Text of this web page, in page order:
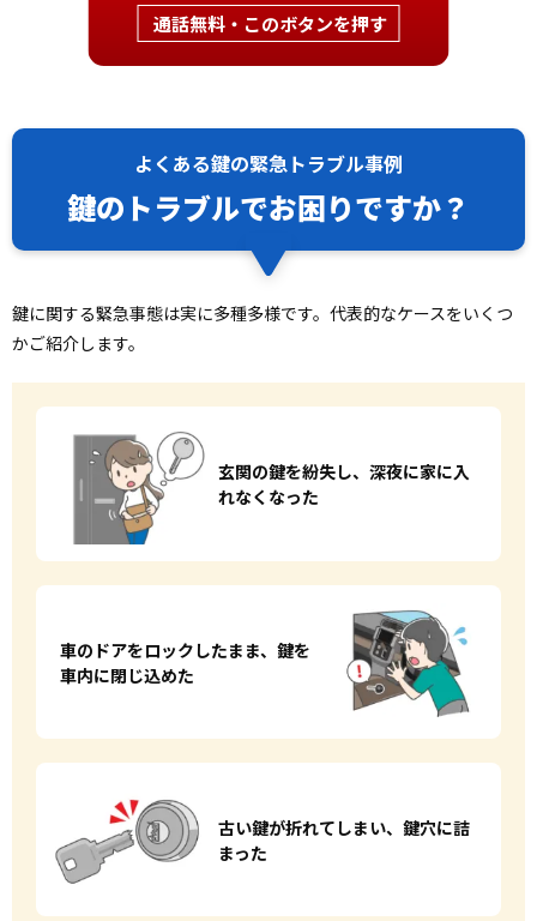
通話無料・このボタンを押す
よくある鍵の緊急トラブル事例
鍵のトラブルでお困りですか？
鍵に関する緊急事態は実に多種多様です。代表的なケースをいくつ
かご紹介します。
玄関の鍵を紛失し、 深夜に家に入
れなくなった
車のドアをロックしたまま、 鍵を
車内に閉じ込めた
古い鍵が折れてしまい、 鍵穴に詰
まった